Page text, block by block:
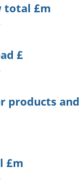
total £m
£
products
£m